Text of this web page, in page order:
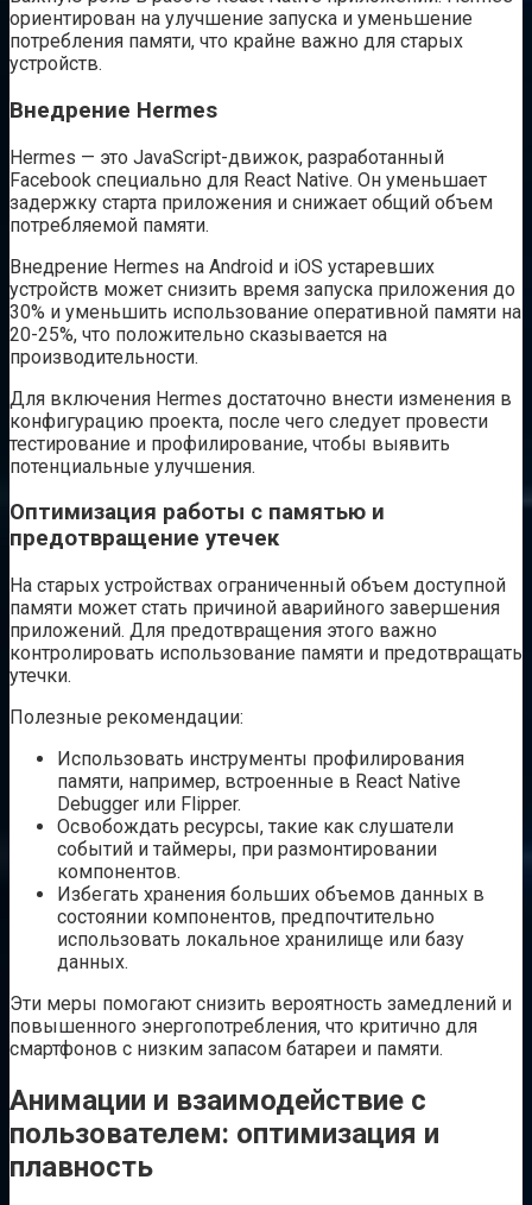
ориентирован на улучшение запуска и уменьшение
потребления памяти, что крайне важно для старых
устройств.
Внедрение Hermes
Hermes — это JavaScript-движок, разработанный
Facebook специально для React Native. Он уменьшает
задержку старта приложения и снижает общий объем
потребляемой памяти.
Внедрение Hermes на Android и iOS устаревших
устройств может снизить время запуска приложения до
30% и уменьшить использование оперативной памяти на
20-25%, что положительно сказывается на
производительности.
Для включения Hermes достаточно внести изменения в
конфигурацию проекта, после чего следует провести
тестирование и профилирование, чтобы выявить
потенциальные улучшения.
Оптимизация работы с памятью и
предотвращение утечек
На старых устройствах ограниченный объем доступной
памяти может стать причиной аварийного завершения
приложений. Для предотвращения этого важно
контролировать использование памяти и предотвращать
утечки.
Полезные рекомендации:
Использовать инструменты профилирования
памяти, например, встроенные в React Native
Debugger или Flipper.
Освобождать ресурсы, такие как слушатели
событий и таймеры, при размонтировании
компонентов.
Избегать хранения больших объемов данных в
состоянии компонентов, предпочтительно
использовать локальное хранилище или базу
данных.
Эти меры помогают снизить вероятность замедлений и
повышенного энергопотребления, что критично для
смартфонов с низким запасом батареи и памяти.
Анимации и взаимодействие с
пользователем: оптимизация и
плавность